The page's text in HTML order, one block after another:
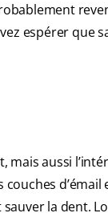
espérer que
aussi
la dent.